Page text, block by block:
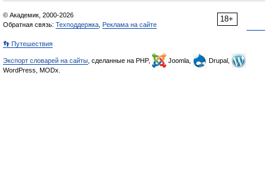
18+
© Академик, 2000-2026
Обратная связь: Техподдержка Реклама на сайте
👣 Путешествия
Экспорт словарей на сайты , сделанные на PHP, Joomla,
Drupal,
WordPress, MODx.